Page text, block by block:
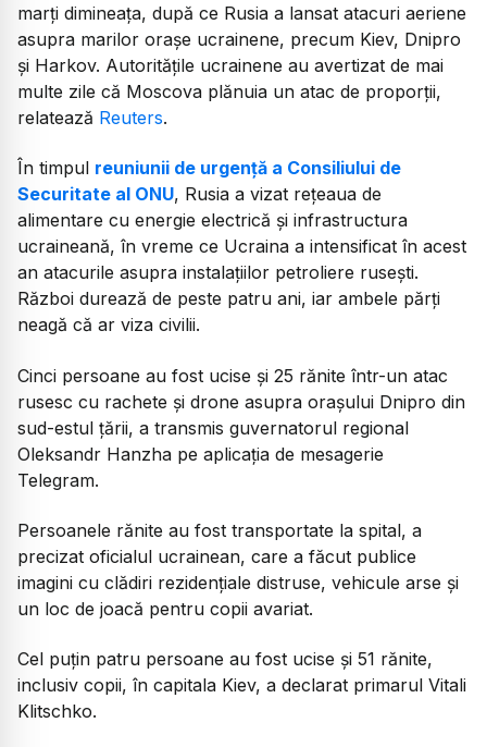
marți dimineața, după ce Rusia a lansat atacuri aeriene
asupra marilor orașe ucrainene, precum Kiev, Dnipro
și Harkov. Autoritățile ucrainene au avertizat de mai
multe zile că Moscova plănuia un atac de proporții,
relatează Reuters.
În timpul reuniunii de urgență a Consiliului de
Securitate al ONU, Rusia a vizat rețeaua de
alimentare cu energie electrică și infrastructura
ucraineană, în vreme ce Ucraina a intensificat în acest
an atacurile asupra instalațiilor petroliere rusești.
Război durează de peste patru ani, iar ambele părți
neagă că ar viza civilii.
Cinci persoane au fost ucise și 25 rănite într-un atac
rusesc cu rachete și drone asupra orașului Dnipro din
sud-estul țării, a transmis guvernatorul regional
Oleksandr Hanzha pe aplicația de mesagerie
Telegram.
Persoanele rănite au fost transportate la spital, a
precizat oficialul ucrainean, care a făcut publice
imagini cu clădiri rezidențiale distruse, vehicule arse și
un loc de joacă pentru copii avariat.
Cel puțin patru persoane au fost ucise și 51 rănite,
inclusiv copii, în capitala Kiev, a declarat primarul Vitali
Klitschko.